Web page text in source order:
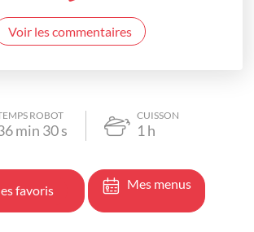
Voir les commentaires
ROBOT
min 30s
CUISSON
1 h
favoris Mes menus